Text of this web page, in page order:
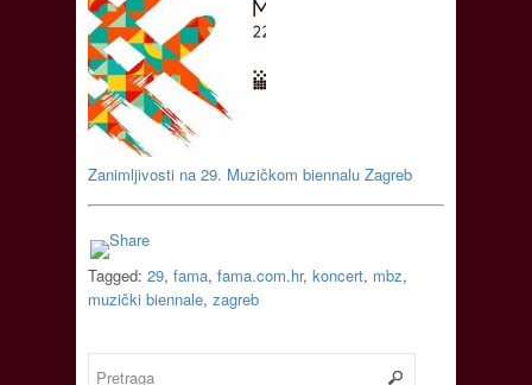
Zanimljivosti na 29. Muzičkom biennalu Zagreb
Tagged: 29, fama, fama.com.hr, koncert, mbz,
muzički biennale, zagreb